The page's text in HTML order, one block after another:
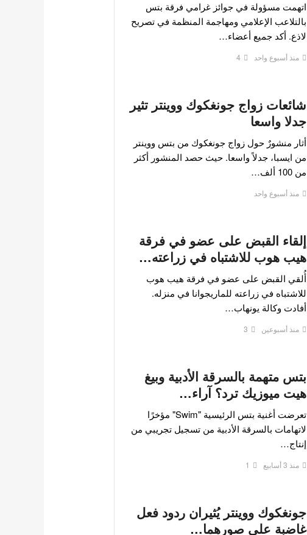
اتهمت مسؤولة في جوائز غرامي فرقة بتس
بالتلاعب الإعلامي ومهاجمة المنظمة في تصريح
لاذع. أكد جميع أعضاء…
منذ أسبوع واحد 4
شائعات زواج جونغكوك ووينتر تثير
جدلا واسعا
أثار منشورٌ حول زواج جونغكوك من بتس ووينتر
من ايسبا، جدلاً واسعا. حيث حصد المنشور أكثر
من 100 ألف…
منذ أسبوع واحد
إلقاء القبض على عضو في فرقة
هيب هوب للاشتباه في زراعته…
أُلقي القبض على عضو في فرقة هيب هوب
للاشتباه في زراعته للماريجوانا في منزله.
أفادت وكالة يونهاب…
منذ أسبوعين 3
بتس متهمة بالسرقة الأدبية وبيغ
هيت ميوزيك ترد؟ آراء…
تعرضت أغنية بتس الرئيسية "Swim" مؤخرًا
لاتهامات بالسرقة الأدبية من تسجيل تجريبي من
إنتاج…
منذ 3 أسابيع 1
جونغكوك ووينتر يُثيران ردود فعل
غاضبة على صورهما…